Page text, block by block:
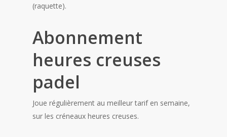
(raquette).
Abonnement
heures creuses
padel
Joue régulièrement au meilleur tarif en semaine,
sur les créneaux heures creuses.